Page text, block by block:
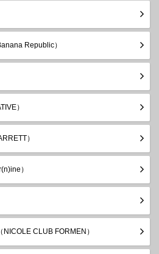
Republic）
）
）
）
CLUB FORMEN）